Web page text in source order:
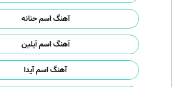
آهنگ اسم حنانه
آهنگ اسم آیلین
آهنگ اسم آیدا